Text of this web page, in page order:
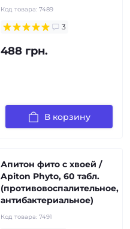
Код товара: 7489
3
488 грн.
В корзину
Апитон фито с хвоей /
Apiton Phyto, 60 табл.
(противовоспалительное,
антибактериальное)
Код товара: 7491